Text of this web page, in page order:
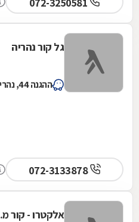
גל קור נהריה
ההגנה 44, נהריה
072-3133878
אלקטרו - קור